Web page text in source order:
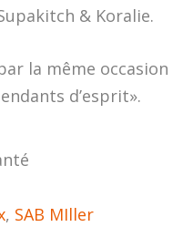
& Koralie.
la même occasion
d’esprit».
, SAB MIller